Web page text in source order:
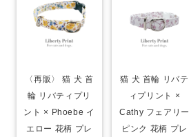
〈再販〉 猫 犬 首
輪 リバティプリ
ント × Phoebe イ
エロー 花柄 プレ
猫 犬 首輪 リバテ
ィプリント ×
Cathy フェアリー
ピンク 花柄 プレ